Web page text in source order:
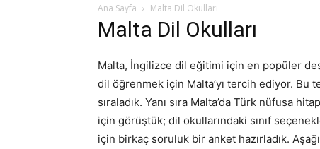
Ana Sayfa Malta Dil Okulları
Malta Dil Okulları
Malta, İngilizce dil eğitimi için en popüler
dil öğrenmek için Malta’yı tercih ediyor.
sıraladık. Yanı sıra Malta’da Türk nüfusa
için görüştük; dil okullarındaki sınıf
için birkaç soruluk bir anket hazırladık.